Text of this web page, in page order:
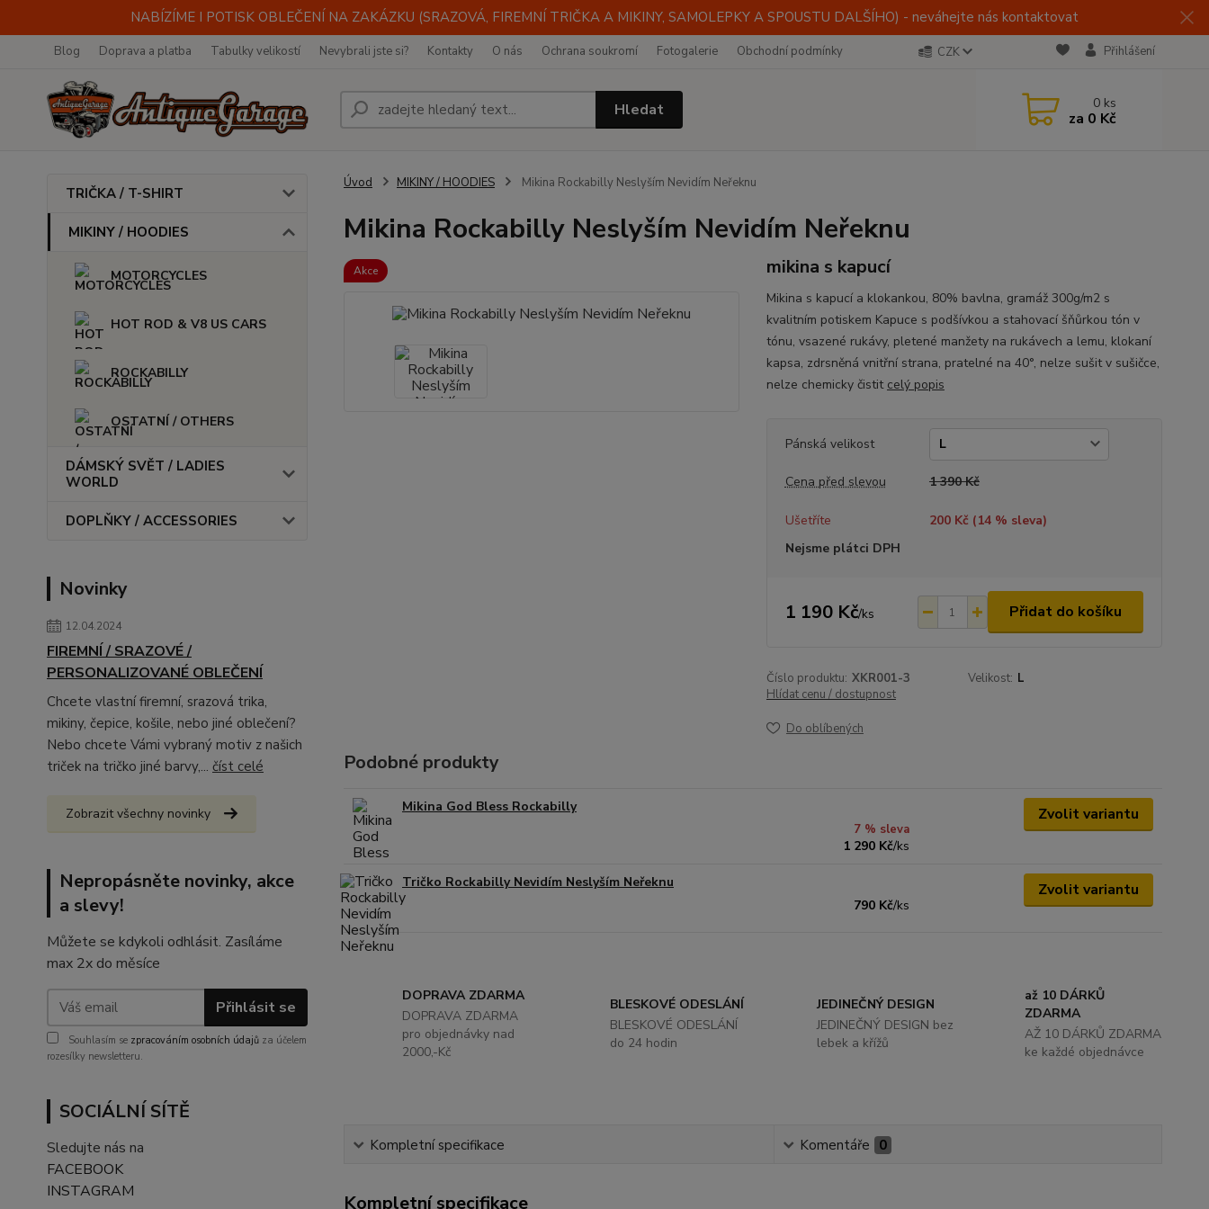
NABÍZÍME I POTISK OBLEČENÍ NA ZAKÁZKU (SRAZOVÁ, FIREMNÍ TRIČKA A MIKINY, SAMOLEPKY A SPOUSTU DALŠÍHO) - neváhejte nás kontaktovat
Blog Doprava a platba Tabulky velikostí Nevybrali jste si? Kontakty O nás Ochrana soukromí Fotogalerie Obchodní podmínky CZK Přihlášení
Hledat 0 ks
za 0 Kč
TRIČKA / T-SHIRT
MIKINY / HOODIES
MOTORCYCLES
HOT ROD & V8 US CARS
ROCKABILLY
OSTATNÍ / OTHERS
DÁMSKÝ SVĚT / LADIES
WORLD
DOPLŇKY / ACCESSORIES
Novinky
12.04.2024
FIREMNÍ / SRAZOVÉ /
PERSONALIZOVANÉ OBLEČENÍ
Chcete vlastní firemní, srazová trika,
mikiny, čepice, košile, nebo jiné oblečení?
Nebo chcete Vámi vybraný motiv z našich
triček na tričko jiné barvy,... číst celé
Zobrazit všechny novinky
Nepropásněte novinky, akce
a slevy!
Můžete se kdykoli odhlásit. Zasíláme
max 2x do měsíce
Přihlásit se
Souhlasím se zpracováním osobních údajů za účelem
rozesílky newsletteru.
SOCIÁLNÍ SÍTĚ
Sledujte nás na
FACEBOOK
INSTAGRAM
Úvod MIKINY / HOODIES Mikina Rockabilly Neslyším Nevidím Neřeknu
Mikina Rockabilly Neslyším Nevidím Neřeknu
Akce mikina s kapucí
Mikina s kapucí a klokankou, 80% bavlna, gramáž 300g/m2 s
kvalitním potiskem Kapuce s podšívkou a stahovací šňůrkou tón v
tónu, vsazené rukávy, pletené manžety na rukávech a lemu, klokaní
kapsa, zdrsněná vnitřní strana, pratelné na 40°, nelze sušit v sušičce,
nelze chemicky čistit celý popis
Pánská velikost
Cena před slevou 1 390 Kč
Ušetříte 200 Kč (14% sleva)
Nejsme plátci DPH
1 190 Kč/ks Přidat do košíku
Číslo produktu: XKR001-3 Velikost: L
Hlídat cenu / dostupnost
Do oblíbených
Podobné produkty
Mikina God Bless Rockabilly
7 % sleva
1 290 Kč/ks
Zvolit variantu
Tričko Rockabilly Nevidím Neslyším Neřeknu
790 Kč/ks
Zvolit variantu
DOPRAVA ZDARMA
DOPRAVA ZDARMA
pro objednávky nad
2000,-Kč
BLESKOVÉ ODESLÁNÍ
BLESKOVÉ ODESLÁNÍ
do 24 hodin
JEDINEČNÝ DESIGN
JEDINEČNÝ DESIGN bez
lebek a křížů
až 10 DÁRKŮ
ZDARMA
AŽ 10 DÁRKŮ ZDARMA
ke každé objednávce
Kompletní specifikace Komentáře 0
Kompletní specifikace